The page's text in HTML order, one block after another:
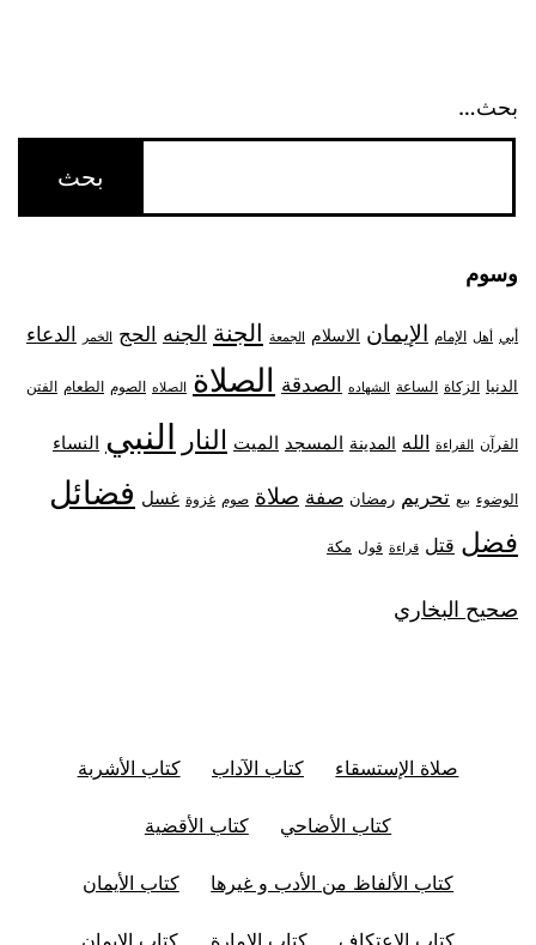
بحث…
وسوم
أبي أهل الإمام الإيمان الاسلام الجمعة الجنة الجنه الحج الخمر الدعاء
الدنيا الزكاة الساعة الشهاده الصدقة الصلاة الصلاه الصوم الطعام الفتن
القرآن القراءة الله المدينة المسجد الميت النار النبي النساء
الوضوء بيع تحريم رمضان صفة صلاة صوم غزوة غسل فضائل
فضل قتل قراءة قول مكة
صحيح البخاري
صلاة الإستسقاء كتاب الآداب كتاب الأشربة
كتاب الأضاحي كتاب الأقضية
كتاب الألفاظ من الأدب و غيرها كتاب الأيمان
كتاب الإعتكاف كتاب الإمارة كتاب الإيمان